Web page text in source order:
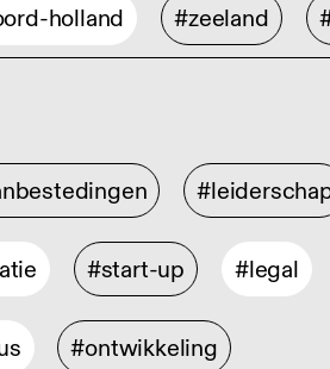
holland #zeeland
#start-up #legal
#ontwikkeling